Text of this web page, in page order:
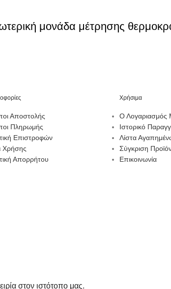
μονάδα μέτρησης
Αποστολής
Πληρωμής
Επιστροφών
Χρήσης
Απορρήτου
Χρήσιμα
Ο Λογαριασμός
Ιστορικό
Λίστα
Σύγκριση
Επικοινωνία
στον ιστότοπο μας.